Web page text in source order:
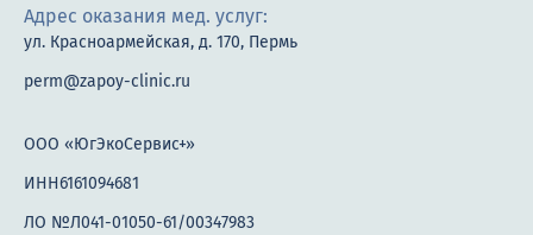
Адрес оказания мед. услуг:
ул. Красноармейская, д. 170, Пермь
perm@zapoy-clinic.ru
ООО «ЮгЭкоСервис+»
ИНН6161094681
ЛО №Л041-01050-61/00347983